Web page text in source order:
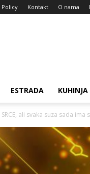
Policy Kontakt O nama
ESTRADA KUHINJA
SRCE, ali svaka suza sada ima